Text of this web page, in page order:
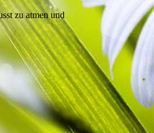
zu atmen und